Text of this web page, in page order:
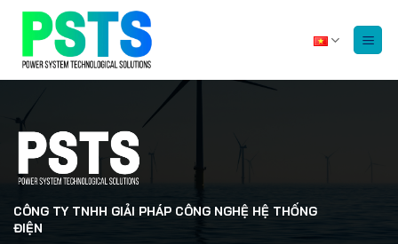
dung
CÔNG TY TNHH GIẢI PHÁP CÔNG NGHỆ HỆ THỐNG
ĐIỆN